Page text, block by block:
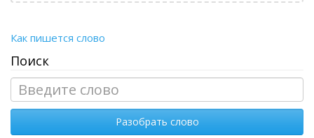
Как пишется слово
Поиск
Разобрать слово